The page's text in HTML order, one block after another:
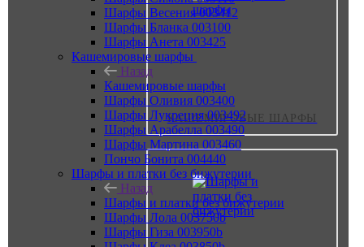
КАШЕМИРОВЫЕ ШАРФЫ
Шарфы Весения 003412
Шарфы Бланка 003100
Шарфы Анета 003425
Кашемировые шарфы
Назад
Кашемировые шарфы
Шарфы Оливия 003400
Шарфы Лукреция 003492
Шарфы Арабелла 003490
Шарфы Мартина 003460
Пончо Бонита 004440
Шарфы и платки без бижутерии
Назад
Шарфы и платки без бижутерии
Шарфы Лола 003750b
Шарфы Гиза 003950b